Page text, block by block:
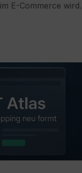
E-Commerce wird.